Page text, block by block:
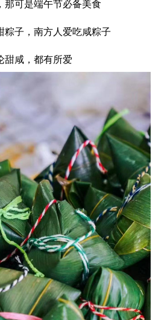
那可是端午节必备美食
粽子，南方人爱吃咸粽子
甜咸，都有所爱